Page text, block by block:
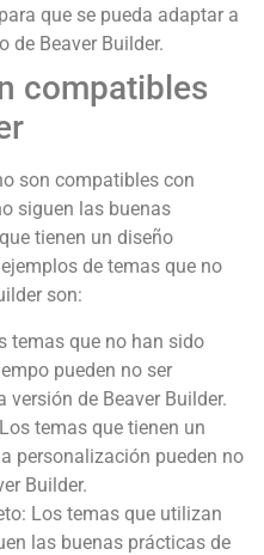
que se pueda adaptar a
de Beaver Builder.
compatibles
son compatibles con
siguen las buenas
tienen un diseño
de temas que no
son:
temas que no han sido
pueden no ser
de Beaver Builder.
temas que tienen un
personalización pueden no
Builder.
Los temas que utilizan
las buenas prácticas de